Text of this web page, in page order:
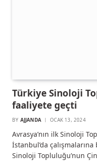
Türkiye Sinoloji
faaliyete geçti
BY AJJANDA OCAK 13, 2024
Avrasya’nın ilk Sinoloji
İstanbul’da çalışmalarına
Sinoloji Topluluğu’nun